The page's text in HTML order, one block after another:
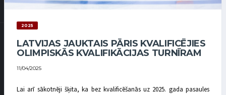
2025
LATVIJAS JAUKTAIS PĀRIS KVALIFICĒJIES
OLIMPISKĀS KVALIFIKĀCIJAS TURNĪRAM
11/04/2025
Lai arī sākotnēji šķita, ka bez kvalificēšanās uz 2025. gada pasaules